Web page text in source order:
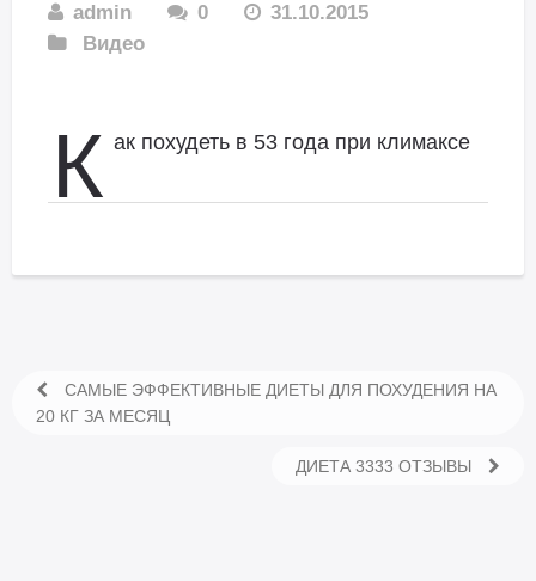
admin 0
31.10.2015
Видео
К ак похудеть в 53 года при климаксе
САМЫЕ ЭФФЕКТИВНЫЕ ДИЕТЫ ДЛЯ ПОХУДЕНИЯ НА
20 КГ ЗА МЕСЯЦ
ДИЕТА 3333 ОТЗЫВЫ